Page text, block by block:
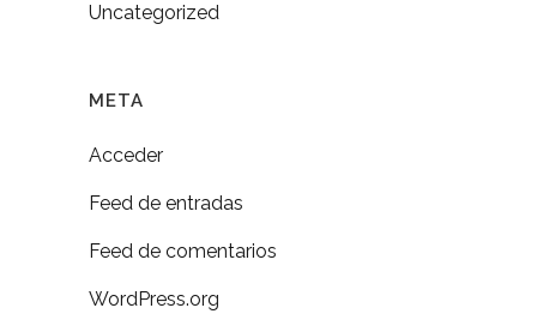
Uncategorized
META
Acceder
Feed de entradas
Feed de comentarios
WordPress.org